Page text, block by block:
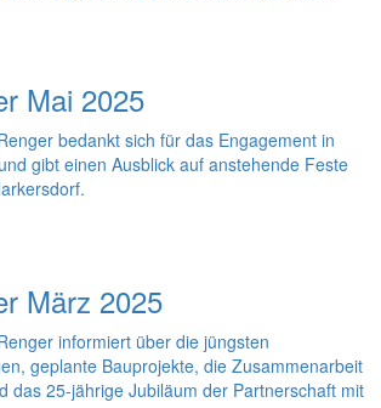
Mai 2025
bedankt sich für das Engagement in
gibt einen Ausblick auf anstehende Feste
März 2025
informiert über die jüngsten
geplante Bauprojekte, die Zusammenarbeit
das 25-jährige Jubiläum der Partnerschaft mit